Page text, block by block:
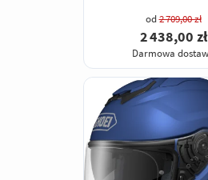
od2 709,00 zł
2 438,00 zł
Darmowa